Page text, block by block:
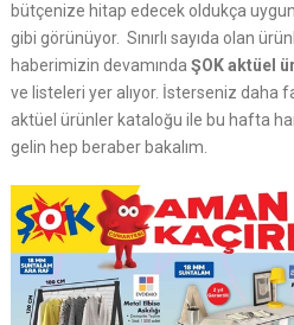
bütçenize hitap edecek oldukça
gibi görünüyor. Sınırlı sayıda olan
haberimizin devamında ŞOK aktüel
ve listeleri yer alıyor. İsterseniz daha
aktüel ürünler kataloğu ile bu hafta
gelin hep beraber bakalım.